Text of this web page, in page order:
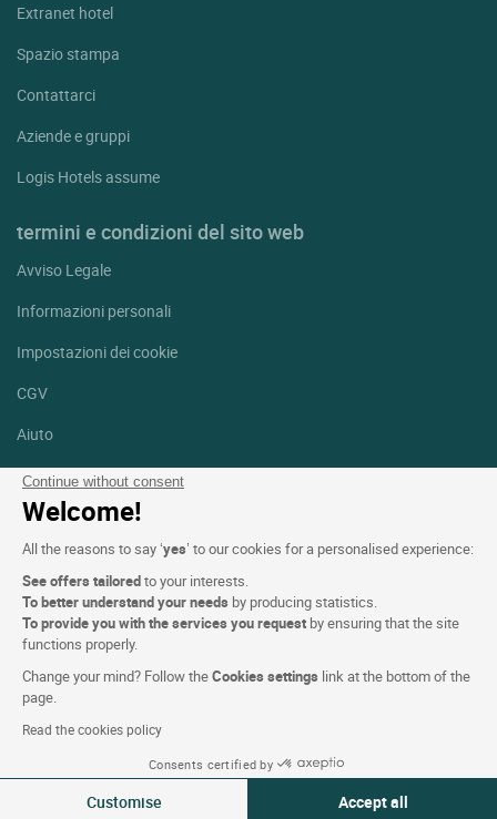
Continue without consent
Welcome!
All the reasons to say ‘yes’ to our cookies for a personalised experience:
See offers tailoredto your interests.
To better understand your needs by producing statistics.
To provide you with the services you request by ensuring that the site
functions properly.
Change your mind? Follow theCookies settings link at the bottom of the
page.
Read the cookies policy
Consents certified by
Customise Accept all
Extranet hotel
Spazio stampa
Contattarci
Aziende e gruppi
Logis Hotels assume
termini e condizioni del sito web
Avviso Legale
Informazioni personali
Impostazioni dei cookie
CGV
Aiuto
Mappa del sito
Crediti fotografici
Facebook
Linkedin
Logis Hotels copyright © 2026 Tutti i diritti riservati - CGV. Powered